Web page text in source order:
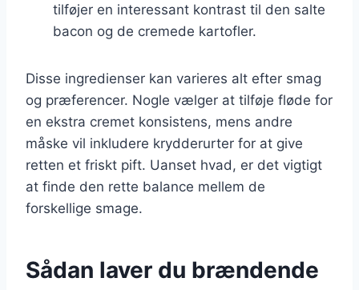
tilføjer en interessant kontrast til den salte
bacon og de cremede kartofler.
Disse ingredienser kan varieres alt efter smag
og præferencer. Nogle vælger at tilføje fløde for
en ekstra cremet konsistens, mens andre
måske vil inkludere krydderurter for at give
retten et friskt pift. Uanset hvad, er det vigtigt
at finde den rette balance mellem de
forskellige smage.
Sådan laver du brændende